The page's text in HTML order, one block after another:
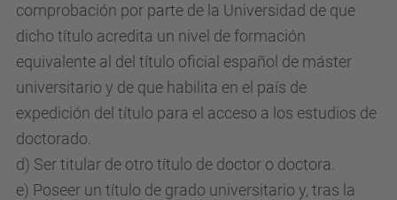
comprobación por parte de la Universidad de que
dicho título acredita un nivel de formación
equivalente al del título oficial español de máster
universitario y de que habilita en el país de
expedición del título para el acceso a los estudios de
doctorado.
d) Ser titular de otro título de doctor o doctora.
e) Poseer un título de grado universitario y, tras la